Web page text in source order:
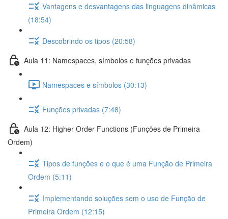
Vantagens e desvantagens das linguagens dinâmicas
(18:54)
Descobrindo os tipos (20:58)
Aula 11: Namespaces, símbolos e funções privadas
Namespaces e símbolos (30:13)
Funções privadas (7:48)
Aula 12: Higher Order Functions (Funções de Primeira
Ordem)
Tipos de funções e o que é uma Função de Primeira
Ordem (5:11)
Implementando soluções sem o uso de Função de
Primeira Ordem (12:15)